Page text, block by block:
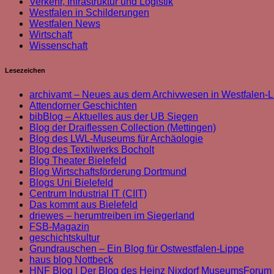
Westfalen in Schilderungen
Westfalen News
Wirtschaft
Wissenschaft
Lesezeichen
archivamt – Neues aus dem Archivwesen in Westfalen-
Attendorner Geschichten
bibBlog – Aktuelles aus der UB Siegen
Blog der Draiflessen Collection (Mettingen)
Blog des LWL-Museums für Archäologie
Blog des Textilwerks Bocholt
Blog Theater Bielefeld
Blog Wirtschaftsförderung Dortmund
Blogs Uni Bielefeld
Centrum Industrial IT (CIIT)
Das kommt aus Bielefeld
driewes – herumtreiben im Siegerland
FSB-Magazin
geschichtskultur
Grundrauschen – Ein Blog für Ostwestfalen-Lippe
haus blog Nottbeck
HNF Blog | Der Blog des Heinz Nixdorf MuseumsForum